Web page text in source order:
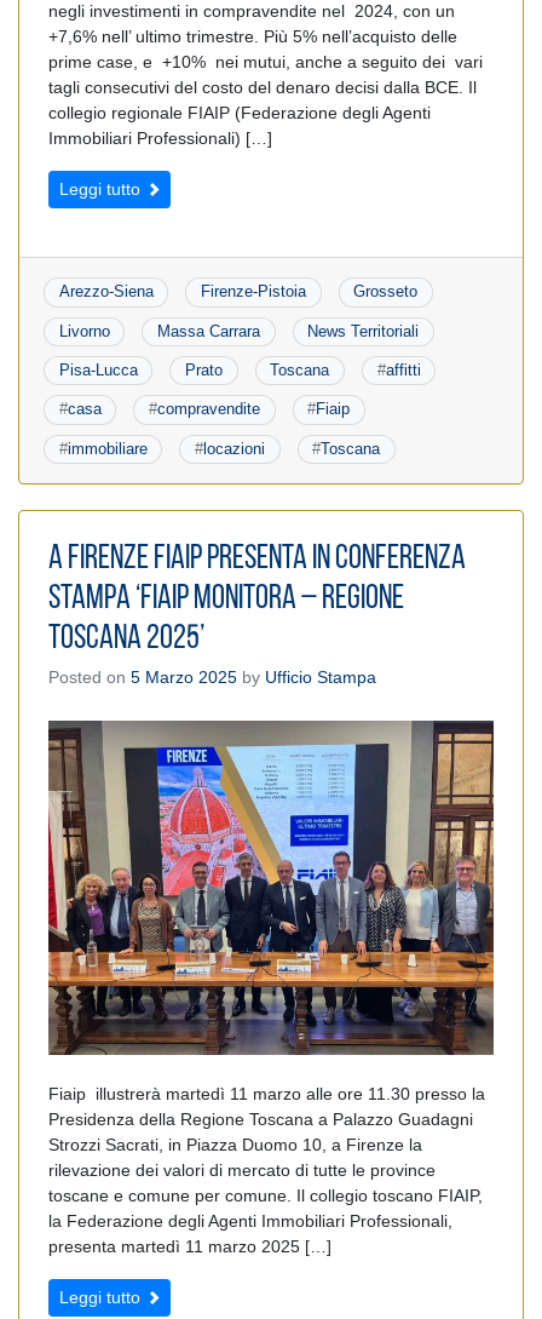
negli investimenti in compravendite nel 2024, con un
+7,6% nell’ ultimo trimestre. Più 5% nell’acquisto delle
prime case, e +10% nei mutui, anche a seguito dei vari
tagli consecutivi del costo del denaro decisi dalla BCE. Il
collegio regionale FIAIP (Federazione degli Agenti
Immobiliari Professionali) […]
Leggi tutto
Arezzo-Siena Firenze-Pistoia Grosseto
Livorno Massa Carrara News Territoriali
Pisa-Lucca Prato Toscana #affitti
#casa #compravendite #Fiaip
#immobiliare #locazioni #Toscana
A Firenze Fiaip presenta in conferenza
stampa ‘Fiaip Monitora – Regione
Toscana 2025’
Posted on 5 Marzo 2025 by Ufficio Stampa
Fiaip illustrerà martedì 11 marzo alle ore 11.30 presso la
Presidenza della Regione Toscana a Palazzo Guadagni
Strozzi Sacrati, in Piazza Duomo 10, a Firenze la
rilevazione dei valori di mercato di tutte le province
toscane e comune per comune. Il collegio toscano FIAIP,
la Federazione degli Agenti Immobiliari Professionali,
presenta martedì 11 marzo 2025 […]
Leggi tutto